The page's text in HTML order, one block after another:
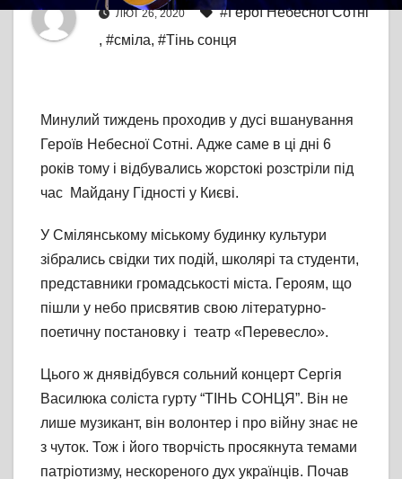
ЛЮТ 26, 2020
#Герої Небесної Сотні
, #сміла, #Тінь сонця
Минулий тиждень проходив у дусі вшанування
Героїв Небесної Сотні. Адже саме в ці дні 6
років тому і відбувались жорстокі розстріли під
час Майдану Гідності у Києві.
У Смілянському міському будинку культури
зібрались свідки тих подій, школярі та студенти,
представники громадськості міста. Героям, що
пішли у небо присвятив свою літературно-
поетичну постановку і театр «Перевесло».
Цього ж днявідбувся сольний концерт Сергія
Василюка соліста гурту “ТІНЬ СОНЦЯ”. Він не
лише музикант, він волонтер і про війну знає не
з чуток. Тож і його творчість просякнута темами
патріотизму, нескореного дух українців. Почав